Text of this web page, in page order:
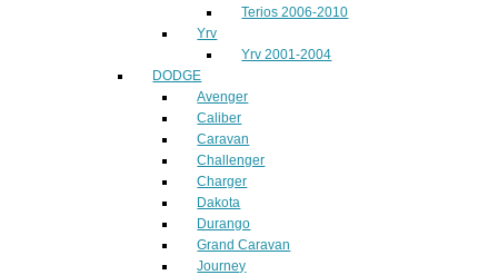
Terios 2006-2010
Yrv
Yrv 2001-2004
DODGE
Avenger
Caliber
Caravan
Challenger
Charger
Dakota
Durango
Grand Caravan
Journey